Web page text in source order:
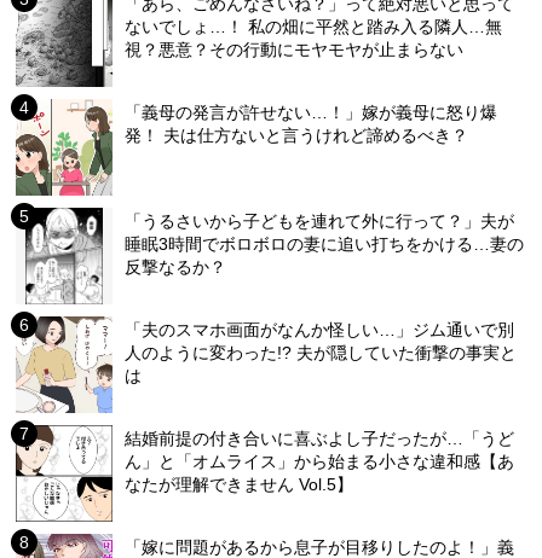
ないでしょ…！ 私の畑に平然と踏み入る隣人…無
視？悪意？その行動にモヤモヤが止まらない
「義母の発言が許せない…！」嫁が義母に怒り爆
発！ 夫は仕方ないと言うけれど諦めるべき？
「うるさいから子どもを連れて外に行って？」夫が
睡眠3時間でボロボロの妻に追い打ちをかける…妻の
反撃なるか？
「夫のスマホ画面がなんか怪しい…」ジム通いで別
人のように変わった!? 夫が隠していた衝撃の事実と
は
結婚前提の付き合いに喜ぶよし子だったが…「うど
ん」と「オムライス」から始まる小さな違和感【あ
なたが理解できません Vol.5】
「嫁に問題があるから息子が目移りしたのよ！」義